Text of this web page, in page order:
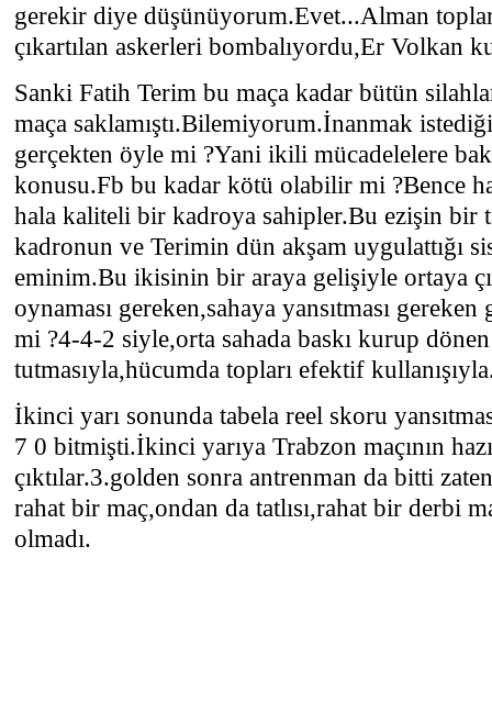
gerekir diye düşünüyorum.Evet...Alman
çıkartılan askerleri bombalıyordu,Er Volkan
Sanki Fatih Terim bu maça kadar bütün
maça saklamıştı.Bilemiyorum.İnanmak
gerçekten öyle mi ?Yani ikili mücadelelere
konusu.Fb bu kadar kötü olabilir mi ?Bence
hala kaliteli bir kadroya sahipler.Bu ezişin bir
kadronun ve Terimin dün akşam uygulattığı
eminim.Bu ikisinin bir araya gelişiyle ortaya
oynaması gereken,sahaya yansıtması
mi ?4-4-2 siyle,orta sahada baskı kurup
tutmasıyla,hücumda topları efektif
İkinci yarı sonunda tabela reel skoru
7 0 bitmişti.İkinci yarıya Trabzon maçının
çıktılar.3.golden sonra antrenman da bitti
rahat bir maç,ondan da tatlısı,rahat bir derbi
olmadı.